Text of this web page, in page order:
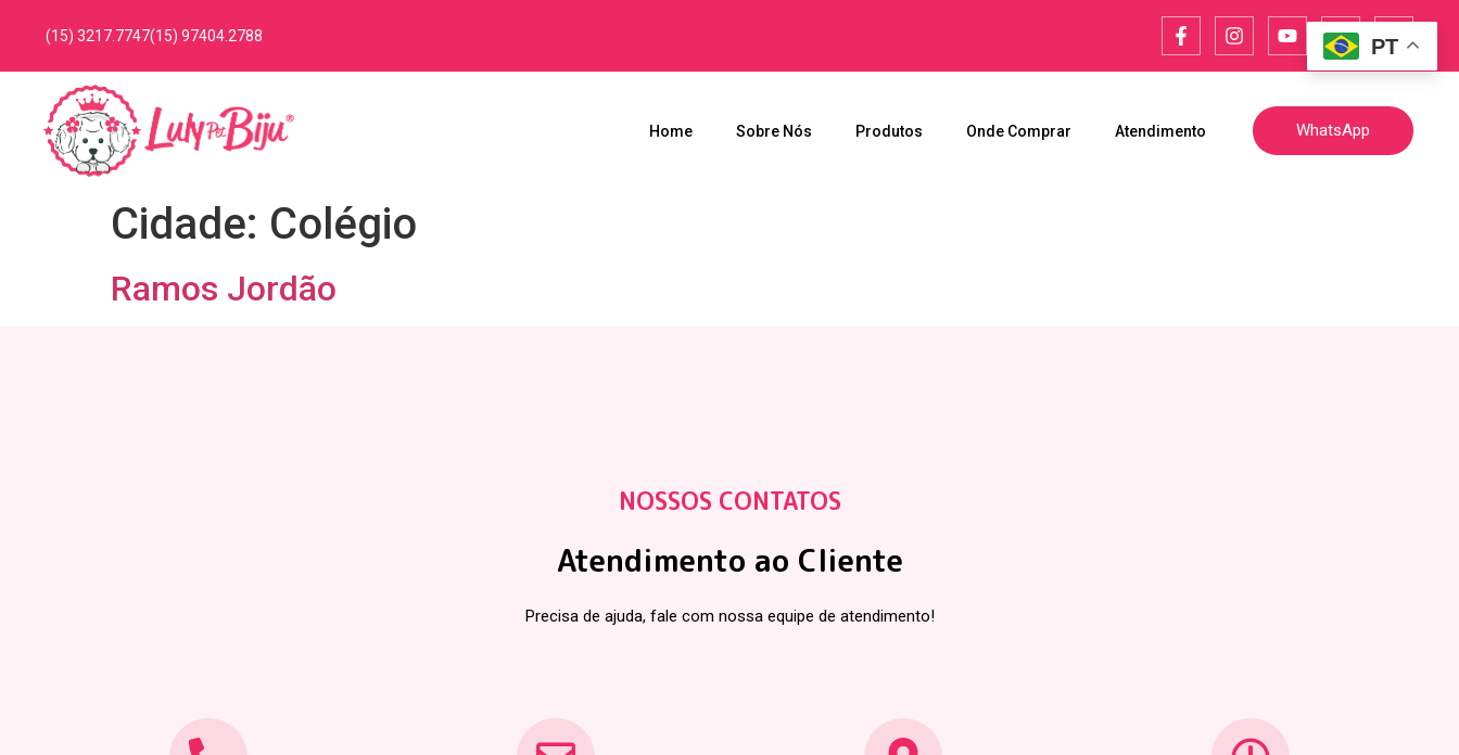
(15) 3217.7747(15) 97404.2788
Home Sobre Nós Produtos Onde Comprar Atendimento WhatsApp
Cidade: Colégio
Ramos Jordão
NOSSOS CONTATOS
Atendimento ao Cliente
Precisa de ajuda, fale com nossa equipe de atendimento!
PT